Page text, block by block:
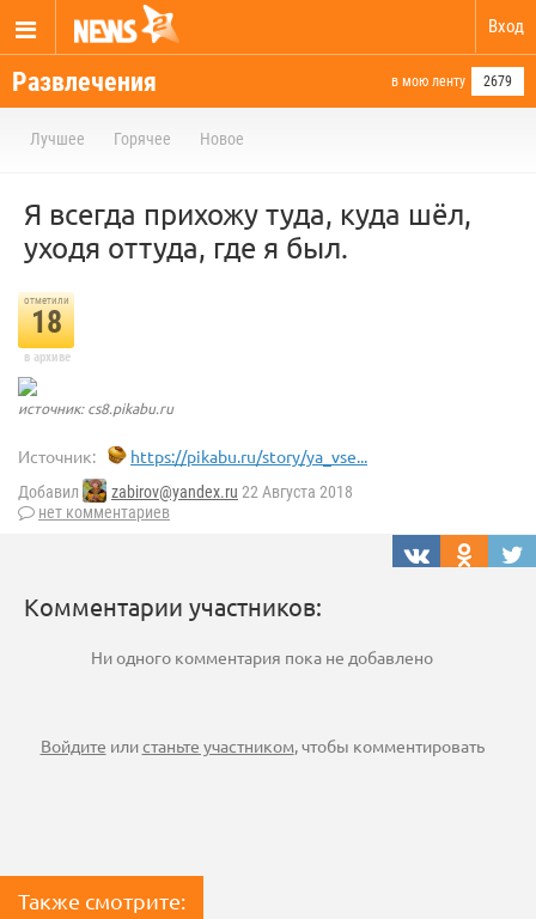
Вход
Развлечения в мою ленту 2679
Лучшее Горячее Новое
Я всегда прихожу туда, куда шёл,
уходя оттуда, где я был.
отметили
18
в архиве
источник: cs8.pikabu.ru
Источник: https://pikabu.ru/story/ya_vse...
Добавил zabirov@yandex.ru 22 Августа 2018
нет комментариев
Комментарии участников:
Ни одного комментария пока не добавлено
Войдите илистаньте участником, чтобы комментировать
Также смотрите: